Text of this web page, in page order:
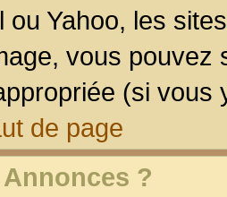
ou Yahoo, les
vous pouvez
(si vous
de page
?